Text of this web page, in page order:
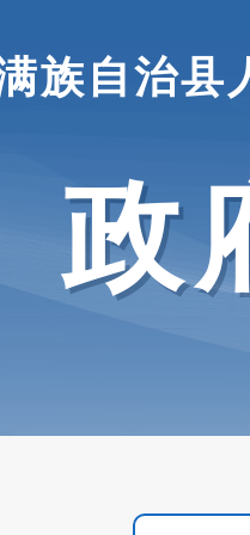
族自治县
政